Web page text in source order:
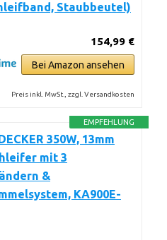
Staubbeutel)
154,99 €
Bei Amazon ansehen
Preis inkl. MwSt., zzgl. Versandkosten
EMPFEHLUNG
350W, 13mm
mit 3
&
KA900E-